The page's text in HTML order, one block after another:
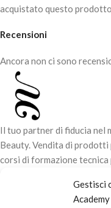
Gestisci
Academy
Recensioni
Ancora non ci sono
acquistato questo
Il tuo partner di fiducia nel
Beauty. Vendita di
corsi di formazione